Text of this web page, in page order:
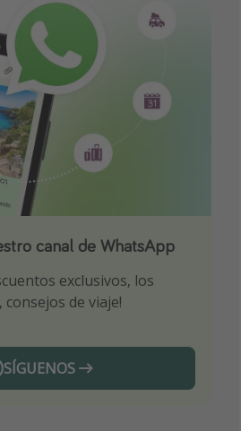
canal de WhatsApp
exclusivos, los
de viaje!
SÍGUENOS
app
nuestros chollazos
canal de Telegram!
ofertas seleccionadas para
en viajes
Telegram